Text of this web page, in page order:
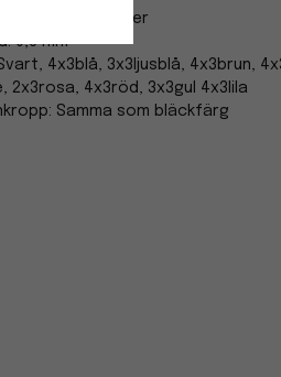
användas på tyger
0,6 mm
4x3blå, 3x3ljusblå, 4x3brun,
2x3rosa, 4x3röd, 3x3gul 4x3lila
Samma som bläckfärg